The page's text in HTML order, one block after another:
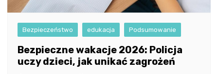
Bezpieczeństwo edukacja Podsumowanie
Bezpieczne wakacje 2026: Policja
uczy dzieci, jak unikać zagrożeń